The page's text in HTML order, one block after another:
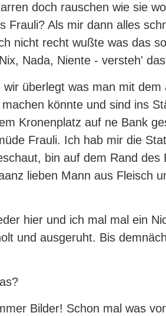
doch rauschen wie sie
Frauli? Als mir dann alles
nicht recht wußte was das
Nada, Niente - versteh'
wir überlegt was man mit dem
könnte und sind ins
Kronenplatz auf ne Bank
Frauli. Ich hab mir die
bin auf dem Rand des
lieben Mann aus Fleisch
hier und ich mal mal ein
und ausgeruht. Bis
Bilder! Schon mal was